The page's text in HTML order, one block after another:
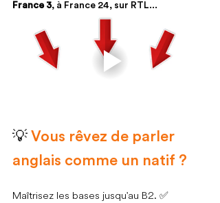
France 3, à France 24, sur RTL...
💡 Vous rêvez de parler
anglais comme un natif ?
Maîtrisez les bases jusqu'au B2. ✅